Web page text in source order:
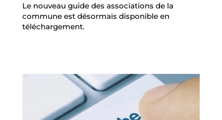
Le nouveau guide des associations de la
commune est désormais disponible en
téléchargement.